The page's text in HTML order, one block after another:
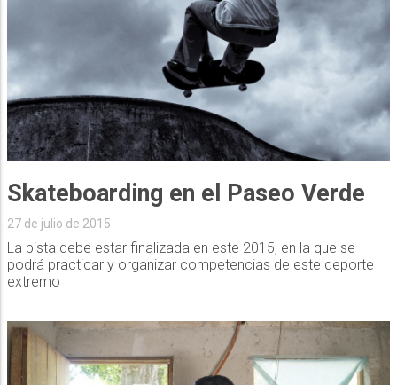
Skateboarding en el Paseo Verde
27 de julio de 2015
La pista debe estar finalizada en este 2015, en la que se
podrá practicar y organizar competencias de este deporte
extremo